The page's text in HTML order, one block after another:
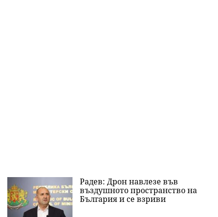
Радев: Дрон навлезе във
въздушното пространство на
България и се взриви